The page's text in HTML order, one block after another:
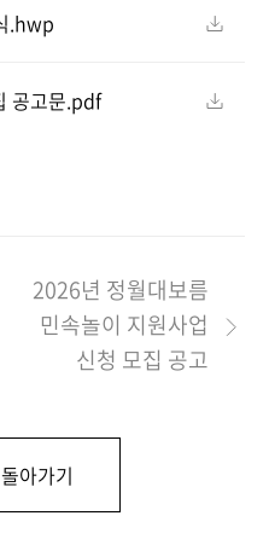
.hwp
공고문.pdf
2026년 정월대보름
민속놀이 지원사업
신청 모집 공고
아가기